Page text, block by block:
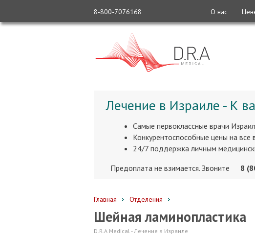
О нас
8-800-7076168
Лечение в Израиле - К
Самые первоклассные врачи
Конкурентоспособные цены на все
24/7 поддержка личным
Предоплата не взимается. Звоните
8
Главная Отделения
Шейная ламинопластика
D.R.A Medical - Лечение в Израиле